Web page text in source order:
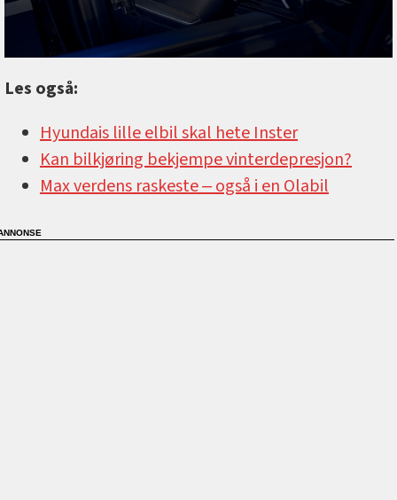
Les også:
Hyundais lille elbil skal hete Inster
Kan bilkjøring bekjempe vinterdepresjon?
Max verdens raskeste ‒ også i en Olabil